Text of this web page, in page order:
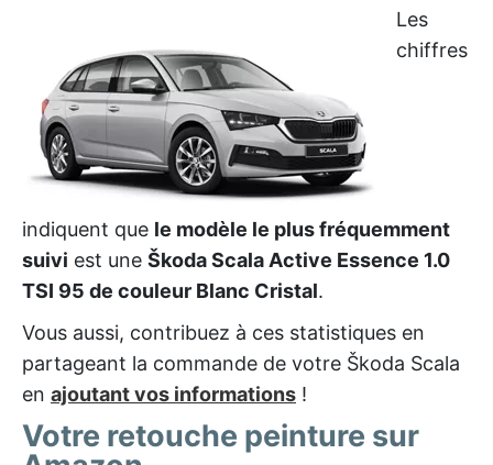
Les
chiffres
indiquent que le modèle le plus fréquemment
suivi est une Škoda Scala Active Essence 1.0
TSI 95 de couleur Blanc Cristal.
Vous aussi, contribuez à ces statistiques en
partageant la commande de votre Škoda Scala
en ajoutant vos informations !
Votre retouche peinture sur